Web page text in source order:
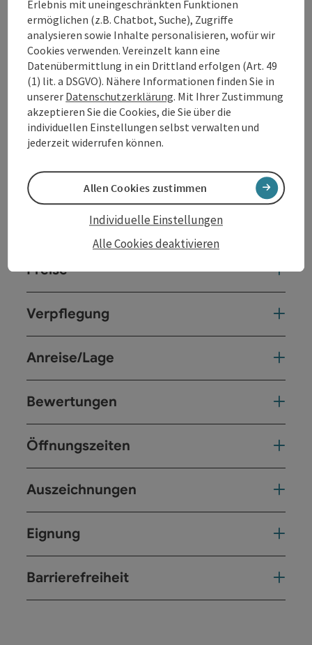
komfortablen Zimmer verbinden ländlichen Charme
mit modernem Komfort, und im Restaurant verwöhnt
Sie die Küche mitbodenständigen Spezialitäten aus
regionalen Zutaten.
Kontakt
Allgemeine Informationen
Zimmer / Ferienwohnungen
Preise
Verpflegung
Anreise/Lage
Bewertungen
Öffnungszeiten
Auszeichnungen
Eignung
Barrierefreiheit
Erlebnis mit uneingeschränkten Funktionen
ermöglichen (z.B. Chatbot, Suche), Zugriffe
analysieren sowie Inhalte personalisieren, wofür wir
Cookies verwenden. Vereinzelt kann eine
Datenübermittlung in ein Drittland erfolgen (Art. 49
(1) lit. a DSGVO). Nähere Informationen finden Sie in
unserer Datenschutzerklärung. Mit Ihrer Zustimmung
akzeptieren Sie die Cookies, die Sie über die
individuellen Einstellungen selbst verwalten und
jederzeit widerrufen können.
Alle Cookies deaktivieren
Individuelle Einstellungen
Allen Cookies zustimmen